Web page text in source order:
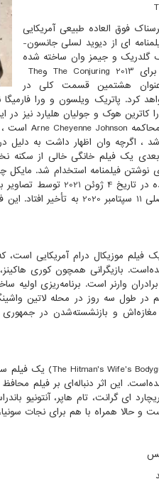
فوق العاده طبیعی آمریکایی
ای از دیوید لسلی جانسون-
گلدریک و جیمز وان ساخته شده
The Conjuring 2013 وThe
هشتمین قسمت کلی در
کرد. پاتریک ویلسون و ورا فارمیگا
کاترین هوک و جولیان هلیارد نیز
Arne Cheyenne Johnson
2016 آغاز شد ، اگرچه وان اظهار داشت به
فیلمنامه استخدام شد. مایکل چاوز
به دلیل تأثیر همه گیری
جریانی
فیلم موزیکال درام آمریکایی است،
بازیگرانی همچون کوری
شد.داستان فیلم در طول سه روز در
و بازنشسته‌شدن در
The Hitman's Wife's) یک فیلم
ای گرانت، تام هاپر، آنتونیو
و حالا همراه با هم برای نجات